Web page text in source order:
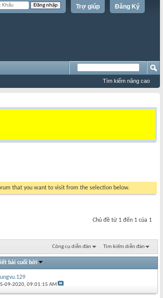
Đăng Ký
Trợ giúp
Tìm kiếm nâng cao
that you want to visit from the selection below.
Chủ đề từ 1 đến 1 của 1
Công cụ diễn đàn Tìm kiếm diễn đàn
bài cuối bởi
09-2020,09:01:15 AM